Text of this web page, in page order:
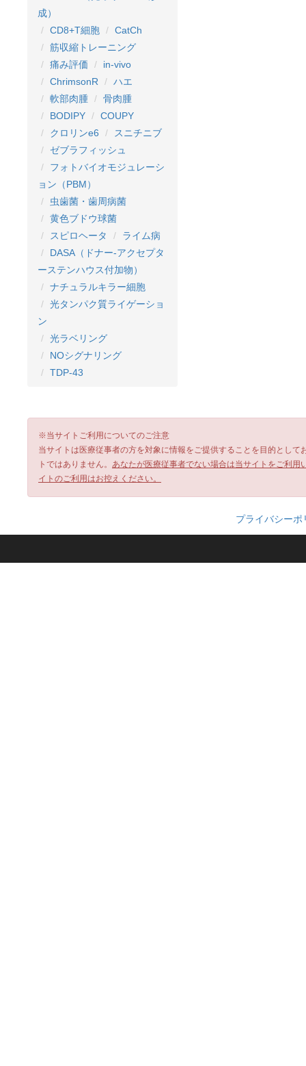
成）
CD8+T細胞
CatCh
筋収縮トレーニング
痛み評価
in-vivo
ChrimsonR
ハエ
軟部肉腫
骨肉腫
BODIPY
COUPY
クロリンe6
スニチニブ
ゼブラフィッシュ
フォトバイオモジュレーシ
ョン（PBM）
虫歯菌・歯周病菌
黄色ブドウ球菌
スピロヘータ
ライム病
DASA（ドナー-アクセプタ
ーステンハウス付加物）
ナチュラルキラー細胞
光タンパク質ライゲーショ
ン
光ラベリング
NOシグナリング
TDP-43
※当サイトご利用についてのご注意
当サイトは医療従事者の方を対象に情報をご提供することを目的とし
トではありません。 あなたが医療従事者でない場合は当サイトをご利
イトのご利用はお控えください。
プライバシーポ